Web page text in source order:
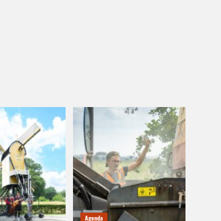
Agenda